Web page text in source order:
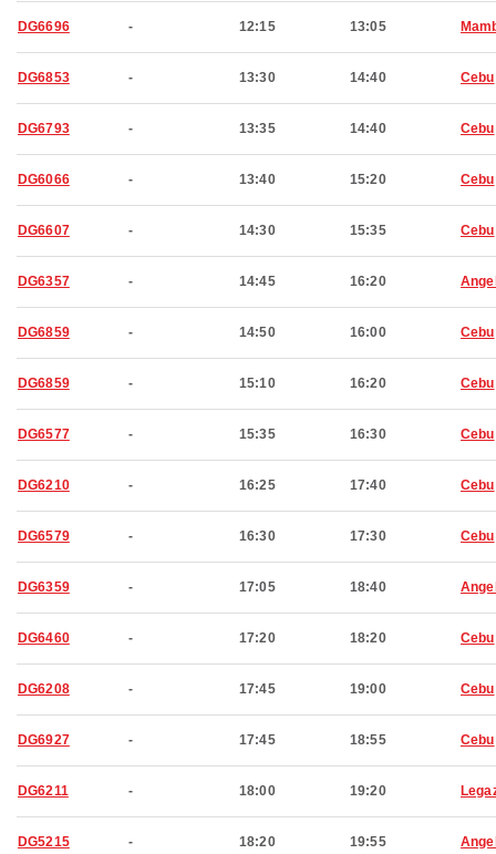
DG6696 - 12:15 13:05
DG6853 - 13:30 14:40 Cebu
DG6793 - 13:35 14:40 Cebu
DG6066 - 13:40 15:20 Cebu
DG6607 - 14:30 15:35 Cebu
DG6357 - 14:45 16:20
DG6859 - 14:50 16:00 Cebu
DG6859 - 15:10 16:20 Cebu
DG6577 - 15:35 16:30 Cebu
DG6210 - 16:25 17:40 Cebu
DG6579 - 16:30 17:30 Cebu
DG6359 - 17:05 18:40
DG6460 - 17:20 18:20 Cebu
DG6208 - 17:45 19:00 Cebu
DG6927 - 17:45 18:55 Cebu
DG6211 - 18:00 19:20
DG5215 - 18:20 19:55